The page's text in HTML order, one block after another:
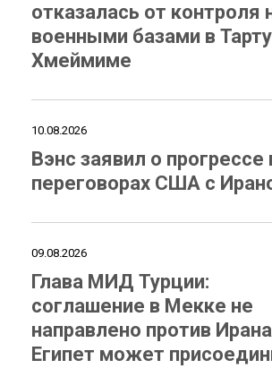
отказалась от контроля
военными базами в
Хмеймиме
10.08.2026
Вэнс заявил о прогрессе
переговорах США с
09.08.2026
Глава МИД Турции:
соглашение в Мекке не
направлено против
Египет может